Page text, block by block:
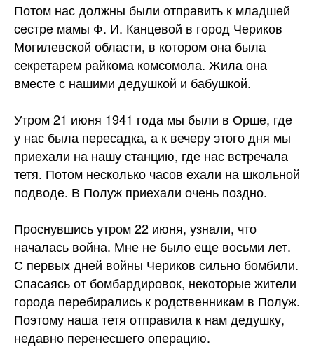
Потом нас должны были отправить к младшей
сестре мамы Ф. И. Канцевой в город Чериков
Могилевской области, в котором она была
секретарем райкома комсомола. Жила она
вместе с нашими дедушкой и бабушкой.
Утром 21 июня 1941 года мы были в Орше, где
у нас была пересадка, а к вечеру этого дня мы
приехали на нашу станцию, где нас встречала
тетя. Потом несколько часов ехали на школьной
подводе. В Полуж приехали очень поздно.
Проснувшись утром 22 июня, узнали, что
началась война. Мне не было еще восьми лет.
С первых дней войны Чериков сильно бомбили.
Спасаясь от бомбардировок, некоторые жители
города перебирались к родственникам в Полуж.
Поэтому наша тетя отправила к нам дедушку,
недавно перенесшего операцию.